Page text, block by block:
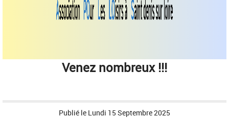
Venez nombreux !!!
Publié le Lundi 15 Septembre 2025